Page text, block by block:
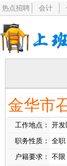
热点招聘 会计
金华市
工作地点： 开发
职务性质：
全职
户籍要求：
不限